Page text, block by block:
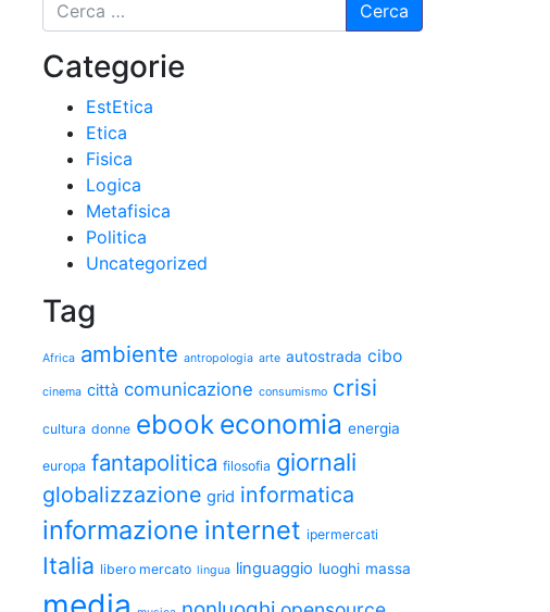
Categorie
EstEtica
Etica
Fisica
Logica
Metafisica
Politica
Uncategorized
Tag
Africa ambiente antropologia arte autostrada cibo
cinema città comunicazione consumismo crisi
cultura donne ebook economia energia
europa fantapolitica filosofia giornali
globalizzazione grid informatica
informazione internet ipermercati
Italia libero mercato lingua linguaggio luoghi massa